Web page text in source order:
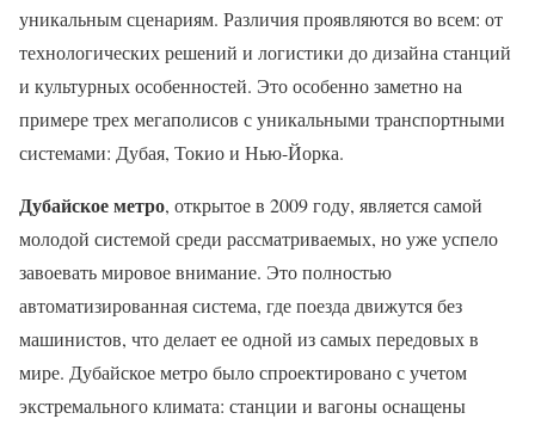
уникальным сценариям. Различия проявляются во всем: от
технологических решений и логистики до дизайна станций
и культурных особенностей. Это особенно заметно на
примере трех мегаполисов с уникальными транспортными
системами: Дубая, Токио и Нью-Йорка.
Дубайское метро, открытое в 2009 году, является самой
молодой системой среди рассматриваемых, но уже успело
завоевать мировое внимание. Это полностью
автоматизированная система, где поезда движутся без
машинистов, что делает ее одной из самых передовых в
мире. Дубайское метро было спроектировано с учетом
экстремального климата: станции и вагоны оснащены